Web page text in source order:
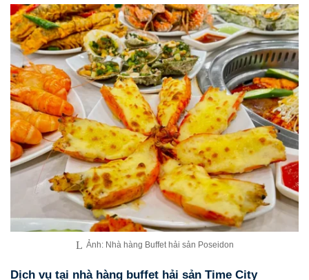
Ảnh: Nhà hàng Buffet hải sản Poseidon
Dịch vụ tại nhà hàng buffet hải sản Time City